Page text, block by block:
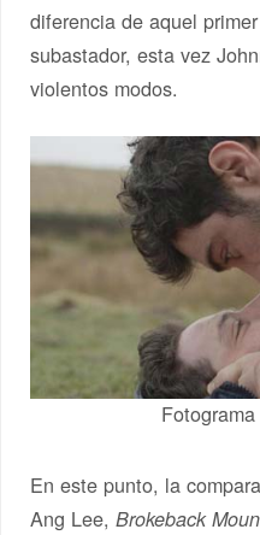
diferencia de aquel
subastador, esta vez
violentos modos.
En este punto, la
Ang Lee,Brokeback